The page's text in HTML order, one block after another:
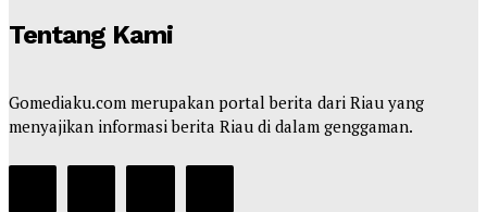
Tentang Kami
Gomediaku.com merupakan portal berita dari Riau yang
menyajikan informasi berita Riau di dalam genggaman.